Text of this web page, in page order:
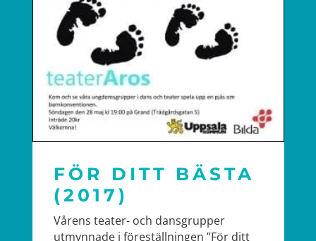
FÖR DITT BÄSTA
(2017)
Vårens teater- och dansgrupper
utmynnade i föreställningen ”För ditt